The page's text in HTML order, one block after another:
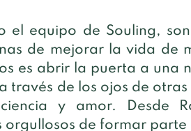
el equipo de Souling,
de mejorar la vida de
es abrir la puerta a una
través de los ojos de
y amor. Desde
orgullosos de formar